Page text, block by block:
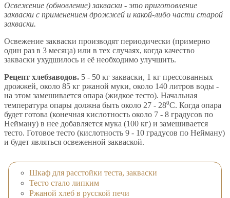
Освежение (обновление) закваски - это приготовление
закваски с применением дрожжей и какой-либо части старой
закваски.
Освежение закваски производят периодически (примерно
один раз в 3 месяца) или в тех случаях, когда качество
закваски ухудшилось и её необходимо улучшить.
Рецепт хлебзаводов. 5 - 50 кг закваски, 1 кг прессованных
дрожжей, около 85 кг ржаной муки, около 140 литров воды -
на этом замешивается опара (жидкое тесто). Начальная
температура опары должна быть около 27 - 280С. Когда опара
будет готова (конечная кислотность около 7 - 8 градусов по
Нейману) в нее добавляется мука (100 кг) и замешивается
тесто. Готовое тесто (кислотность 9 - 10 градусов по Нейману)
и будет являться освеженной закваской.
Шкаф для расстойки теста, закваски
Тесто стало липким
Ржаной хлеб в русской печи